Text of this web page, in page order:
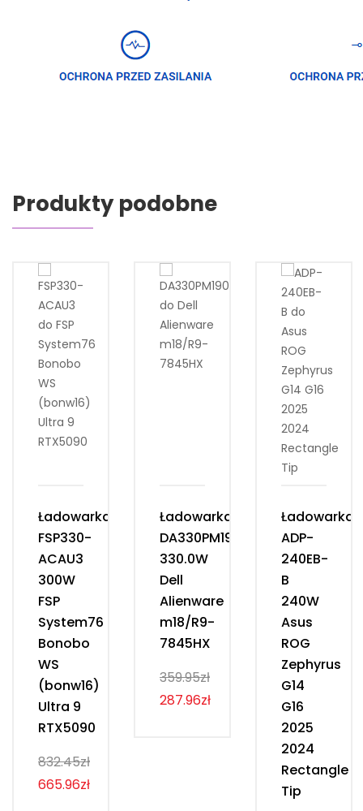
Produkty podobne
Ładowarka
FSP330-
ACAU3
300W
FSP
System76
Bonobo
WS
(bonw16)
Ultra 9
RTX5090
832.45zł
665.96zł
Ładowarka
DA330PM190
330.0W
Dell
Alienware
m18/R9-
7845HX
359.95zł
287.96zł
Ładowarka
ADP-
240EB-
B
240W
Asus
ROG
Zephyrus
G14
G16
2025
2024
Rectangle
Tip